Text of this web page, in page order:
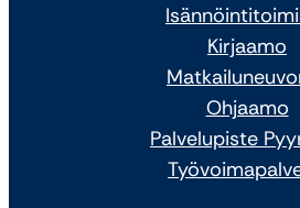
Kirjaamo
Ohjaamo
Palvelupiste